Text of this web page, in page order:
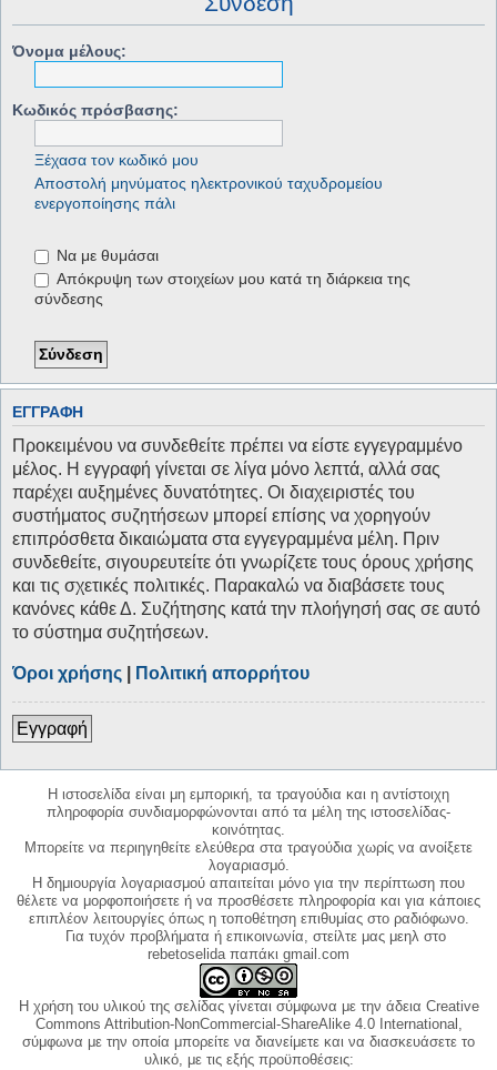
Όνομα μέλους:
Κωδικός πρόσβασης:
Ξέχασα τον κωδικό μου
Αποστολή μηνύματος ηλεκτρονικού ταχυδρομείου
ενεργοποίησης πάλι
Να με θυμάσαι
Απόκρυψη των στοιχείων μου κατά τη διάρκεια της
σύνδεσης
ΕΓΓΡΑΦΉ
Προκειμένου να συνδεθείτε πρέπει να είστε εγγεγραμμένο
μέλος. Η εγγραφή γίνεται σε λίγα μόνο λεπτά, αλλά σας
παρέχει αυξημένες δυνατότητες. Οι διαχειριστές του
συστήματος συζητήσεων μπορεί επίσης να χορηγούν
επιπρόσθετα δικαιώματα στα εγγεγραμμένα μέλη. Πριν
συνδεθείτε, σιγουρευτείτε ότι γνωρίζετε τους όρους χρήσης
και τις σχετικές πολιτικές. Παρακαλώ να διαβάσετε τους
κανόνες κάθε Δ. Συζήτησης κατά την πλοήγησή σας σε αυτό
το σύστημα συζητήσεων.
Όροι χρήσης Πολιτική απορρήτου
Εγγραφή
Η ιστοσελίδα είναι μη εμπορική, τα τραγούδια και η αντίστοιχη
πληροφορία συνδιαμορφώνονται από τα μέλη της ιστοσελίδας-
κοινότητας.
Μπορείτε να περιηγηθείτε ελεύθερα στα τραγούδια χωρίς να ανοίξετε
λογαριασμό.
Η δημιουργία λογαριασμού απαιτείται μόνο για την περίπτωση που
θέλετε να μορφοποιήσετε ή να προσθέσετε πληροφορία και για κάποιες
επιπλέον λειτουργίες όπως η τοποθέτηση επιθυμίας στο ραδιόφωνο.
Για τυχόν προβλήματα ή επικοινωνία, στείλτε μας μεηλ στο
rebetoselida παπάκι gmail.com
Η χρήση του υλικού της σελίδας γίνεται σύμφωνα με την άδεια Creative
Commons Attribution-NonCommercial-ShareAlike 4.0 International,
σύμφωνα με την οποία μπορείτε να διανείμετε και να διασκευάσετε το
υλικό, με τις εξής προϋποθέσεις: